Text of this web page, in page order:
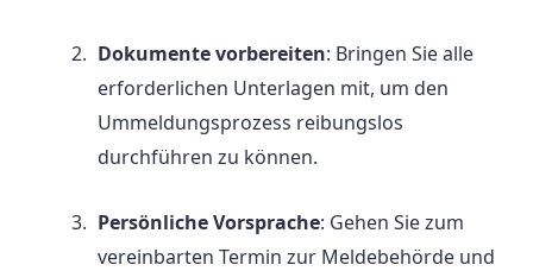
Dokumente vorbereiten: Bringen Sie alle
erforderlichen Unterlagen mit, um den
Ummeldungsprozess reibungslos
durchführen zu können.
Persönliche Vorsprache: Gehen Sie zum
vereinbarten Termin zur Meldebehörde und